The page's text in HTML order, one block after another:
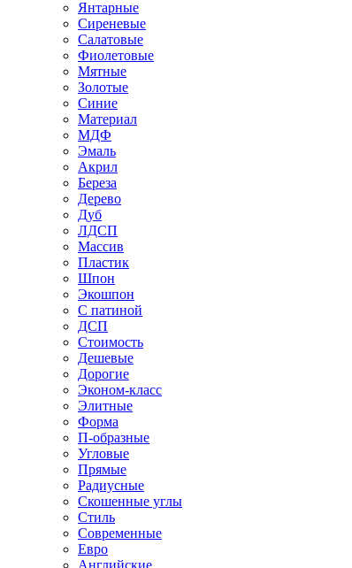
Янтарные
Сиреневые
Салатовые
Фиолетовые
Мятные
Золотые
Синие
Материал
МДФ
Эмаль
Акрил
Береза
Дерево
Дуб
ЛДСП
Массив
Пластик
Шпон
Экошпон
С патиной
ДСП
Стоимость
Дешевые
Дорогие
Эконом-класс
Элитные
Форма
П-образные
Угловые
Прямые
Радиусные
Скошенные углы
Стиль
Современные
Евро
Английские